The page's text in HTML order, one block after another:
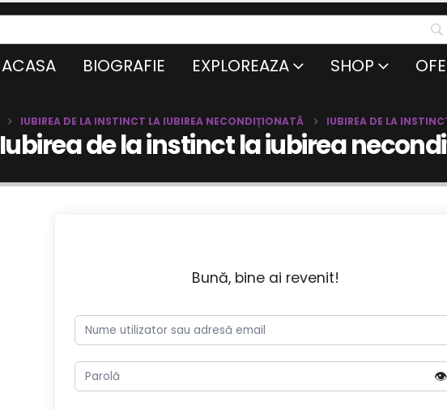
ACASA BIOGRAFIE EXPLOREAZA SHOP
IUBIREA DE LA INSTINCT LA IUBIREA NECONDIȚIONATĂ IUBIREA DE LA
Iubirea de la instinct la iubirea
Bună, bine ai revenit!
👁️